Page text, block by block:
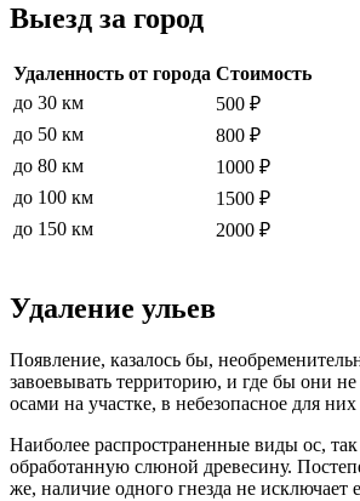
Выезд за город
Удаленность от города Стоимость
до 30 км
500 ₽
до 50 км
800 ₽
до 80 км
1000 ₽
до 100 км
1500 ₽
до 150 км
2000 ₽
Удаление ульев
Появление, казалось бы,
завоевывать территорию, и где бы они
осами на участке, в небезопасное для
Наиболее распространенные виды ос,
обработанную слюной древесину.
же, наличие одного гнезда не исключает